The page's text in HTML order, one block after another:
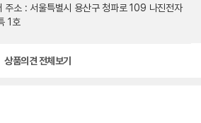
주소 : 서울특별시 용산구 청파로 109 나진전자
1호
상품의견 전체보기